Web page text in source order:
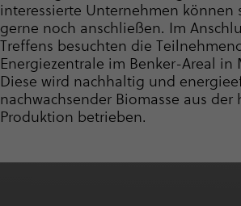
interessierte Unternehmen können
gerne noch anschließen. Im
Treffens besuchten die
Ener­gie­zen­trale im Benker-Areal in
Diese wird nachhaltig und
nachwachsender Biomasse aus der
Produktion betrieben.